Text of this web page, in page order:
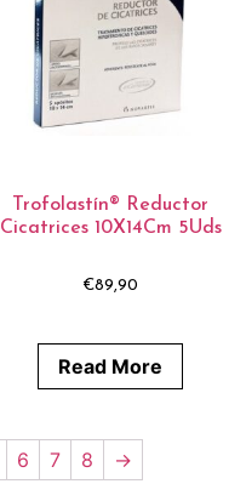
Trofolastín® Reductor
Cicatrices 10X14Cm 5Uds
€89,90
Read More
6 7 8 →